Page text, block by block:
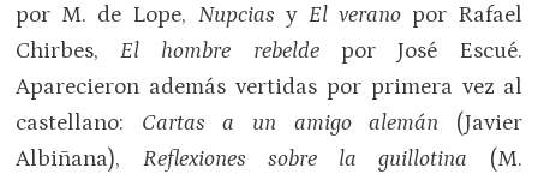
por M. de Lope, Nupcias y El verano por Rafael
Chirbes,El hombre rebelde por José Escué.
Aparecieron además vertidas por primera vez al
castellano: Cartas a un amigo alemán (Javier
Albiñana), Reflexiones sobre la guillotina (M.